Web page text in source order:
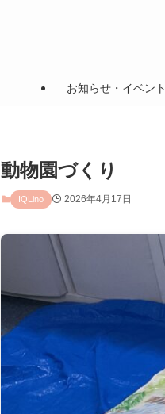
お知らせ・イベント
動物園づくり
IQLino 2026年4月17日